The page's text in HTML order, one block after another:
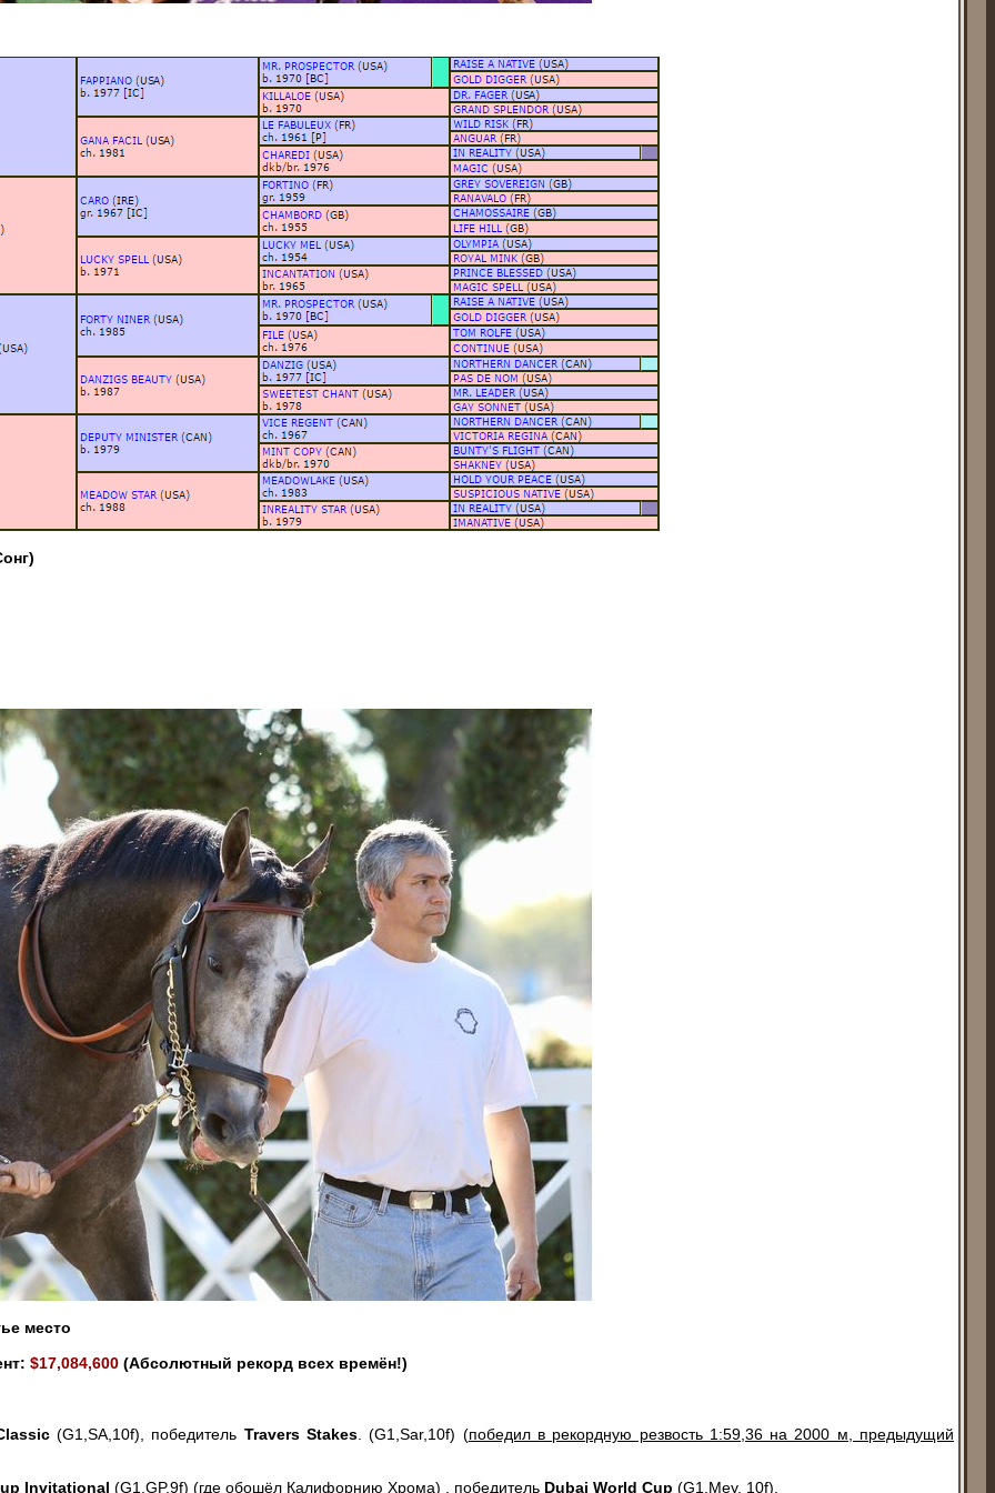
место
$17,084,600 (Абсолютный рекорд всех времён!)
(G1,SA,10f), победитель Travers Stakes . (G1,Sar,10f) (победил в рекордную резвость 1:59,36 на 2000 м, предыдущий
Invitational (G1,GP,9f) (где обошёл Калифорнию Хрома) , победитель Dubai World Cup (G1,Mey, 10f).